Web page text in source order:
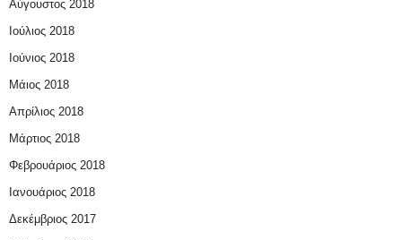
Αύγουστος 2018
Ιούλιος 2018
Ιούνιος 2018
Μάιος 2018
Απρίλιος 2018
Μάρτιος 2018
Φεβρουάριος 2018
Ιανουάριος 2018
Δεκέμβριος 2017